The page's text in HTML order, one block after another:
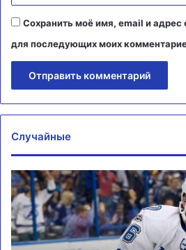
Сохранить моё имя, email и адрес
для последующих моих
Случайные
Лейкерс
одержали
победу
над
Хьюстоном